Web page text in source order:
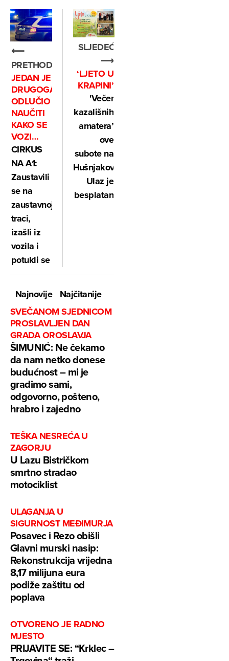
⟵
PRETHODNO
JEDAN JE
DRUGOGA
ODLUČIO
NAUČITI
KAKO SE
VOZI…
CIRKUS
NA A1:
Zaustavili
se na
zaustavnoj
traci,
izašli iz
vozila i
potukli se
SLJEDEĆE
⟶
‘LJETO U
KRAPINI’
'Večer
kazališnih
amatera’
ove
subote na
Hušnjakovom!
Ulaz je
besplatan
Najnovije
Najčitanije
SVEČANOM SJEDNICOM
PROSLAVLJEN DAN
GRADA OROSLAVJA
ŠIMUNIĆ: Ne čekamo
da nam netko donese
budućnost – mi je
gradimo sami,
odgovorno, pošteno,
hrabro i zajedno
TEŠKA NESREĆA U
ZAGORJU
U Lazu Bistričkom
smrtno stradao
motociklist
ULAGANJA U
SIGURNOST MEĐIMURJA
Posavec i Rezo obišli
Glavni murski nasip:
Rekonstrukcija vrijedna
8,17 milijuna eura
podiže zaštitu od
poplava
OTVORENO JE RADNO
MJESTO
PRIJAVITE SE: “Krklec –